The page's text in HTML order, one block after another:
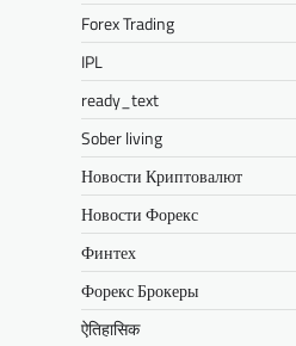
Forex Trading
IPL
ready_text
Sober living
Новости Криптовалют
Новости Форекс
Финтех
Форекс Брокеры
ऐतिहासिक